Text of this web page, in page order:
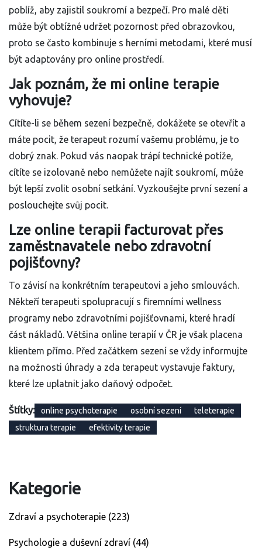
poblíž, aby zajistil soukromí a bezpečí. Pro malé děti
může být obtížné udržet pozornost před obrazovkou,
proto se často kombinuje s herními metodami, které musí
být adaptovány pro online prostředí.
Jak poznám, že mi online terapie
vyhovuje?
Cítíte-li se během sezení bezpečně, dokážete se otevřít a
máte pocit, že terapeut rozumí vašemu problému, je to
dobrý znak. Pokud vás naopak trápí technické potíže,
cítíte se izolovaně nebo nemůžete najít soukromí, může
být lepší zvolit osobní setkání. Vyzkoušejte první sezení a
poslouchejte svůj pocit.
Lze online terapii facturovat přes
zaměstnavatele nebo zdravotní
pojišťovny?
To závisí na konkrétním terapeutovi a jeho smlouvách.
Někteří terapeuti spolupracují s firemními wellness
programy nebo zdravotními pojišťovnami, které hradí
část nákladů. Většina online terapií v ČR je však placena
klientem přímo. Před začátkem sezení se vždy informujte
na možnosti úhrady a zda terapeut vystavuje faktury,
které lze uplatnit jako daňový odpočet.
Štítky: online psychoterapie osobní sezení
teleterapie
struktura terapie
efektivity terapie
Kategorie
Zdraví a psychoterapie (223)
Psychologie a duševní zdraví (44)